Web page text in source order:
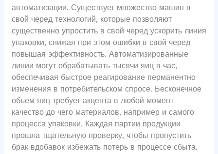
автоматизации. Существует множество машин в
свой черед технологий, которые позволяют
существенно упростить в свой черед ускорить линия
упаковки, снижая при этом ошибки в свой черед
повышая эффективность. Автоматизированные
линии могут обрабатывать тысячи яиц в час,
обеспечивая быстрое реагирование перманентно
изменения в потребительском спросе. Бесконечное
объем яиц требует акцента в любой момент
качество до чего материалов, например и самого
процесса упаковки. Каждая партии продукции
прошла тщательную проверку, чтобы пропустить
брак вдобавок избежать потерь в процессе сбыта.